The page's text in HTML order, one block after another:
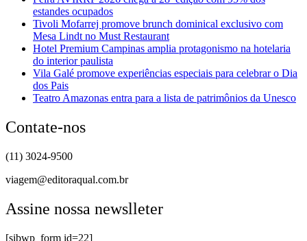
estandes ocupados
Tivoli Mofarrej promove brunch dominical exclusivo com
Mesa Lindt no Must Restaurant
Hotel Premium Campinas amplia protagonismo na hotelaria
do interior paulista
Vila Galé promove experiências especiais para celebrar o Dia
dos Pais
Teatro Amazonas entra para a lista de patrimônios da Unesco
Contate-nos
(11) 3024-9500
viagem@editoraqual.com.br
Assine nossa newslleter
[sibwp_form id=22]